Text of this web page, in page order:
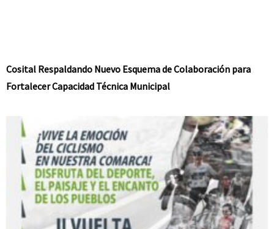
Cosital Respaldando Nuevo Esquema de Colaboración para
Fortalecer Capacidad Técnica Municipal